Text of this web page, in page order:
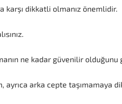
karşı dikkatli olmanız önemlidir.
ne kadar güvenilir olduğunu
arka cepte taşımamaya